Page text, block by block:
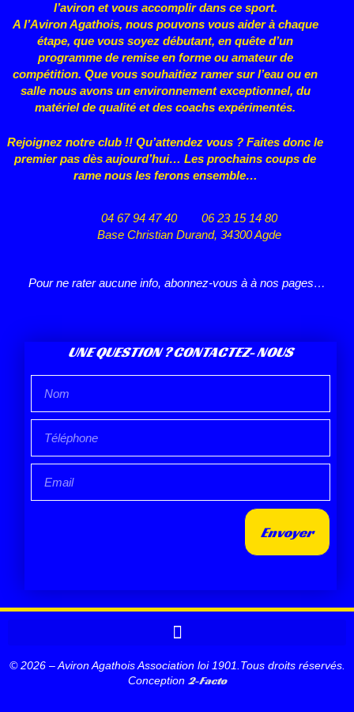
l’aviron et vous accomplir dans ce sport.
A l’Aviron Agathois, nous pouvons vous aider à chaque
étape, que vous soyez débutant, en quête d’un
programme de remise en forme ou amateur de
compétition. Que vous souhaitiez ramer sur l’eau ou en
salle nous avons un environnement exceptionnel, du
matériel de qualité et des coachs expérimentés.
Rejoignez notre club !! Qu’attendez vous ? Faites donc le
premier pas dès aujourd’hui… Les prochains coups de
rame nous les ferons ensemble…
04 67 94 47 40
06 23 15 14 80
Base Christian Durand, 34300 Agde
Pour ne rater aucune info, abonnez-vous à à nos pages…
UNE QUESTION ? CONTACTEZ- NOUS
Envoyer
© 2026 – Aviron Agathois Association loi 1901.Tous droits réservés.
Conception 2-Facto